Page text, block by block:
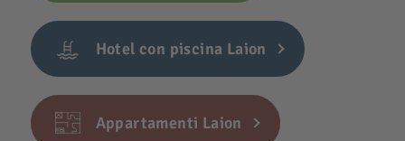
Hotel con piscina Laion
Appartamenti Laion